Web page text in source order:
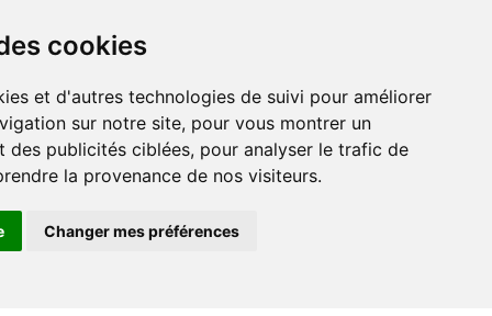
cookies
sur notre site, pour vous montrer un
des publicités ciblées, pour analyser le trafic de
la provenance de nos visiteurs.
Changer mes préférences